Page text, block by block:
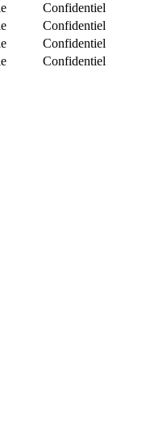
Confidentiel
Confidentiel
Confidentiel
Confidentiel